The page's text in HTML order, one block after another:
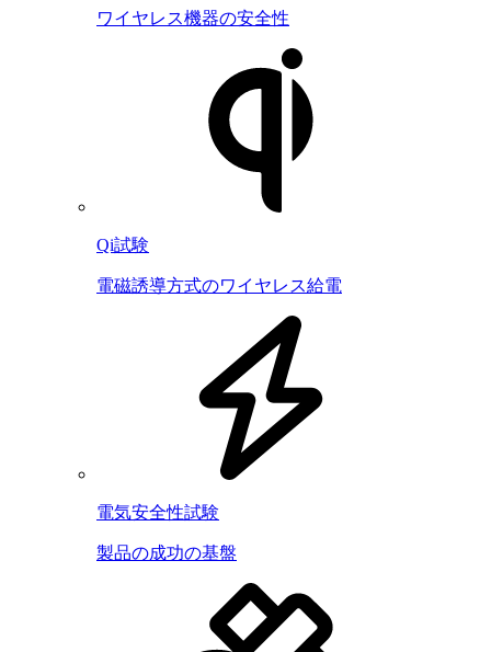
ワイヤレス機器の安全性
Qi試験
電磁誘導方式のワイヤレス給電
電気安全性試験
製品の成功の基盤